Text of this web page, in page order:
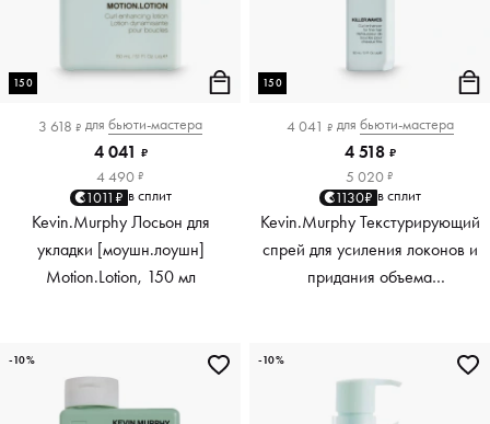
150
3 618 ₽ для бьюти-мастера
4 041 ₽
4 490 ₽
1011₽ в сплит
Kevin.Murphy Лосьон для
укладки [моушн.лоушн]
Motion.Lotion, 150 мл
150
4 041 ₽ для бьюти-мастера
4 518 ₽
5 020 ₽
1130₽ в сплит
Kevin.Murphy Текстурирующий
спрей для усиления локонов и
придания объема
-10% -10%